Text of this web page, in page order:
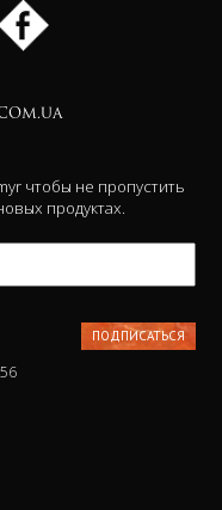
чтобы не пропустить
продуктах.